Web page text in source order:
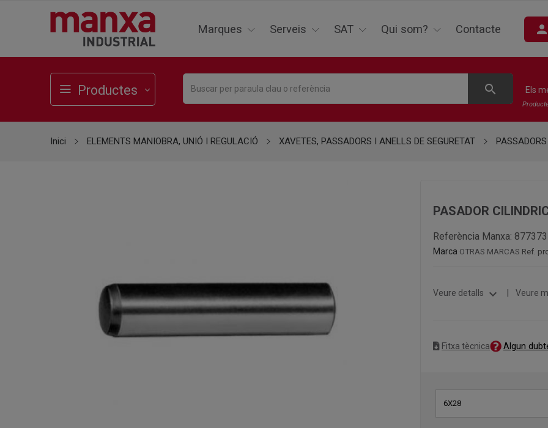
Marques Serveis SAT Qui som? Contacte person
Productes search Els
Inici ELEMENTS MANIOBRA, UNIÓ I REGULACIÓ XAVETES, PASSADORS I ANELLS DE SEGURETAT PASSADORS
PASADOR
Referència Manxa: 877373
Marca OTRAS MARCAS Ref.
Veure detalls expand_more Veure
Fitxa tècnica Algun
6X28